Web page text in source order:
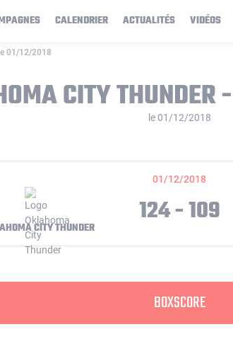
CALENDRIER ACTUALITÉS VIDÉOS
01/12/2018
CITY
le 01/12/2018
01/12/2018
CITY THUNDER 124 - 109
BOXSCORE